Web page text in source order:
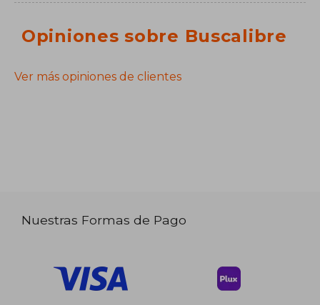
Opiniones sobre Buscalibre
Ver más opiniones de clientes
Nuestras Formas de Pago